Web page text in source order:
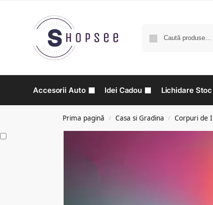
Accesorii Auto Idei Cadou Lichidare Stoc
Prima pagină / Casa si Gradina / Corpuri de